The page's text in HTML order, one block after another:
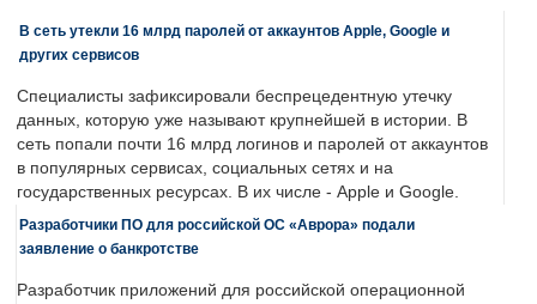
В сеть утекли 16 млрд паролей от аккаунтов Apple, Google и
других сервисов
Специалисты зафиксировали беспрецедентную утечку
данных, которую уже называют крупнейшей в истории. В
сеть попали почти 16 млрд логинов и паролей от аккаунтов
в популярных сервисах, социальных сетях и на
государственных ресурсах. В их числе - Apple и Google.
Разработчики ПО для российской ОС «Аврора» подали
заявление о банкротстве
Разработчик приложений для российской операционной